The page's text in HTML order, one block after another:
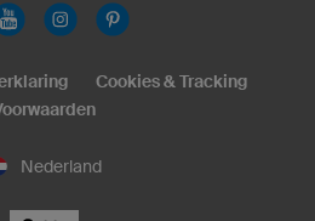
Nederland
Cookies & Tracking